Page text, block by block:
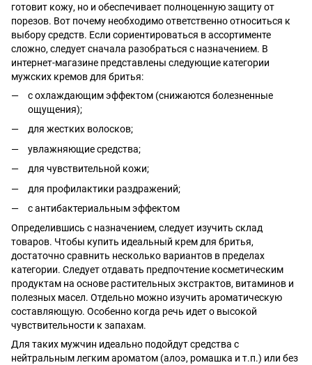
готовит кожу, но и обеспечивает полноценную защиту от
порезов. Вот почему необходимо ответственно относиться к
выбору средств. Если сориентироваться в ассортименте
сложно, следует сначала разобраться с назначением. В
интернет-магазине представлены следующие категории
мужских кремов для бритья:
с охлаждающим эффектом (снижаются болезненные
ощущения);
для жестких волосков;
увлажняющие средства;
для чувствительной кожи;
для профилактики раздражений;
с антибактериальным эффектом
Определившись с назначением, следует изучить склад
товаров. Чтобы купить идеальный крем для бритья,
достаточно сравнить несколько вариантов в пределах
категории. Следует отдавать предпочтение косметическим
продуктам на основе растительных экстрактов, витаминов и
полезных масел. Отдельно можно изучить ароматическую
составляющую. Особенно когда речь идет о высокой
чувствительности к запахам.
Для таких мужчин идеально подойдут средства с
нейтральным легким ароматом (алоэ, ромашка и т.п.) или без